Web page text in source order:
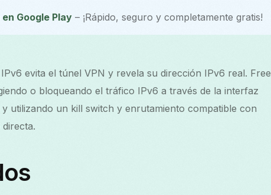
Google Play – ¡Rápido, seguro y completamente gratis!
evita el túnel VPN y revela su dirección IPv6 real. Free
o bloqueando el tráfico IPv6 a través de la interfaz
utilizando un kill switch y enrutamiento compatible con